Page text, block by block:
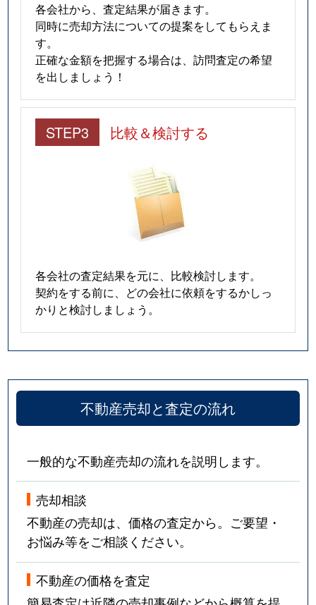
各会社から、査定結果が届きます。
同時に売却方法についての提案をしてもらえま
す。
正確な金額を把握する場合は、訪問査定の希望
を出しましょう！
STEP3 比較＆検討する
各会社の査定結果を元に、比較検討します。
契約をする前に、どの会社に依頼をするかしっ
かりと検討しましょう。
不動産売却と査定の流れ
一般的な不動産売却の流れを説明します。
売却相談
不動産の売却は、価格の査定から。ご要望・
お悩み等をご相談ください。
不動産の価格を査定